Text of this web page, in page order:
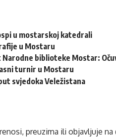
u mostarskoj katedrali
u Mostaru
Narodne biblioteke Mostar:
turnir u Mostaru
svjedoka Veležistana
preuzima ili objavljuje